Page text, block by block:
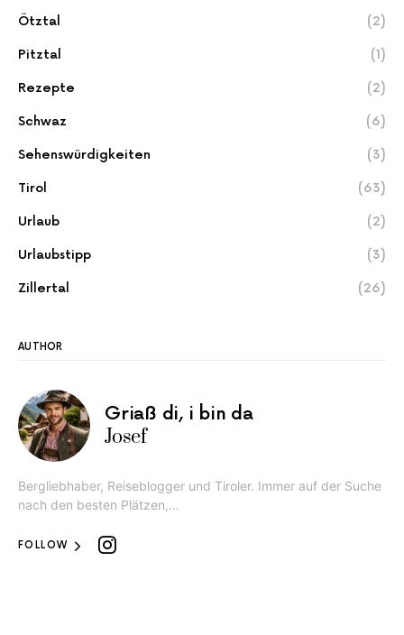
Ötztal (2)
Pitztal (1)
Rezepte (2)
Schwaz (6)
Sehenswürdigkeiten (3)
Tirol (63)
Urlaub (2)
Urlaubstipp (3)
Zillertal (26)
AUTHOR
Griaß di, i bin da
Josef
Bergliebhaber, Reiseblogger und Tiroler. Immer auf der Suche
nach den besten Plätzen,…
FOLLOW